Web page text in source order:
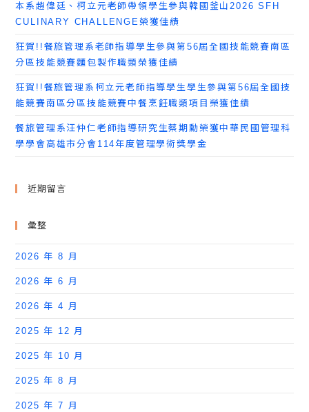
本系趙偉廷、柯立元老師帶領學生參與韓國釜山2026 SFH
CULINARY CHALLENGE榮獲佳績
狂賀!!餐旅管理系老師指導學生參與第56屆全國技能競賽南區
分區技能競賽麵包製作職類榮獲佳績
狂賀!!餐旅管理系柯立元老師指導學生學生參與第56屆全國技
能競賽南區分區技能競賽中餐烹飪職類項目榮獲佳績
餐旅管理系汪仲仁老師指導研究生蔡期勳榮獲中華民國管理科
學學會高雄市分會114年度管理學術獎學金
近期留言
彙整
2026 年 8 月
2026 年 6 月
2026 年 4 月
2025 年 12 月
2025 年 10 月
2025 年 8 月
2025 年 7 月